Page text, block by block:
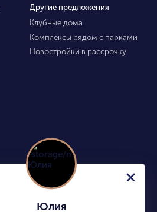
Другие предложения
Клубные дома
Комплексы рядом с парками
Новостройки в рассрочку
Юлия